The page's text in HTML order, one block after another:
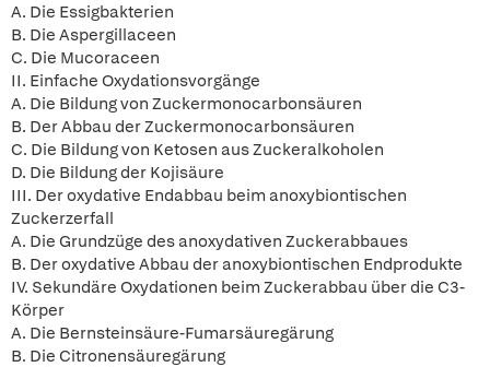
A. Die Essigbakterien
B. Die Aspergillaceen
C. Die Mucoraceen
II. Einfache Oxydationsvorgänge
A. Die Bildung von Zuckermonocarbonsäuren
B. Der Abbau der Zuckermonocarbonsäuren
C. Die Bildung von Ketosen aus Zuckeralkoholen
D. Die Bildung der Kojisäure
III. Der oxydative Endabbau beim anoxybiontischen
Zuckerzerfall
A. Die Grundzüge des anoxydativen Zuckerabbaues
B. Der oxydative Abbau der anoxybiontischen Endprodukte
IV. Sekundäre Oxydationen beim Zuckerabbau über die C3-
Körper
A. Die Bernsteinsäure-Fumarsäuregärung
B. Die Citronensäuregärung